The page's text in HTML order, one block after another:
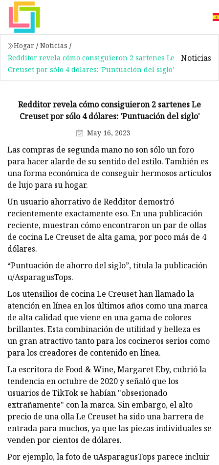
Hogar / Noticias /
Redditor revela cómo consiguieron 2 sartenes Le
Creuset por sólo 4 dólares: 'Puntuación del siglo'
Noticias
Redditor revela cómo consiguieron 2 sartenes Le
Creuset por sólo 4 dólares: 'Puntuación del siglo'
May 16, 2023
Las compras de segunda mano no son sólo un foro
para hacer alarde de su sentido del estilo. También es
una forma económica de conseguir hermosos artículos
de lujo para su hogar.
Un usuario ahorrativo de Redditor demostró
recientemente exactamente eso. En una publicación
reciente, muestran cómo encontraron un par de ollas
de cocina Le Creuset de alta gama, por poco más de 4
dólares.
“Puntuación de ahorro del siglo”, titula la publicación
u/AsparagusTops.
Los utensilios de cocina Le Creuset han llamado la
atención en línea en los últimos años como una marca
de alta calidad que viene en una gama de colores
brillantes. Esta combinación de utilidad y belleza es
un gran atractivo tanto para los cocineros serios como
para los creadores de contenido en línea.
La escritora de Food & Wine, Margaret Eby, cubrió la
tendencia en octubre de 2020 y señaló que los
usuarios de TikTok se habían "obsesionado
extrañamente" con la marca. Sin embargo, el alto
precio de una olla Le Creuset ha sido una barrera de
entrada para muchos, ya que las piezas individuales se
venden por cientos de dólares.
Por ejemplo, la foto de uAsparagusTops parece incluir